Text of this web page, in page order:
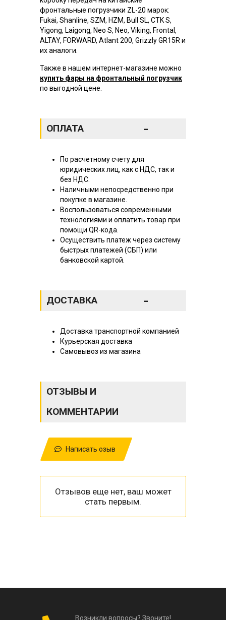
фронтальные погрузчики ZL-20 марок:
Fukai, Shanline, SZM, HZM, Bull SL, CTK S,
Yigong, Laigong, Neo S, Neo, Viking, Frontal,
ALTAY, FORWARD, Atlant 200, Grizzly GR15R и
их аналоги.
Также в нашем интернет-магазине можно
купить фары на фронтальный погрузчик
по выгодной цене.
ОПЛАТА -
По расчетному счету для
юридических лиц, как с НДС, так и
без НДС.
Наличными непосредственно при
покупке в магазине.
Воспользоваться современными
технологиями и оплатить товар при
помощи QR-кода.
Осуществить платеж через систему
быстрых платежей (СБП) или
банковской картой.
ДОСТАВКА -
Доставка транспортной компанией
Курьерская доставка
Самовывоз из магазина
ОТЗЫВЫ И
КОММЕНТАРИИ
Написать озыв
Отзывов еще нет, ваш может
стать первым.
Возникли вопросы? Звоните!